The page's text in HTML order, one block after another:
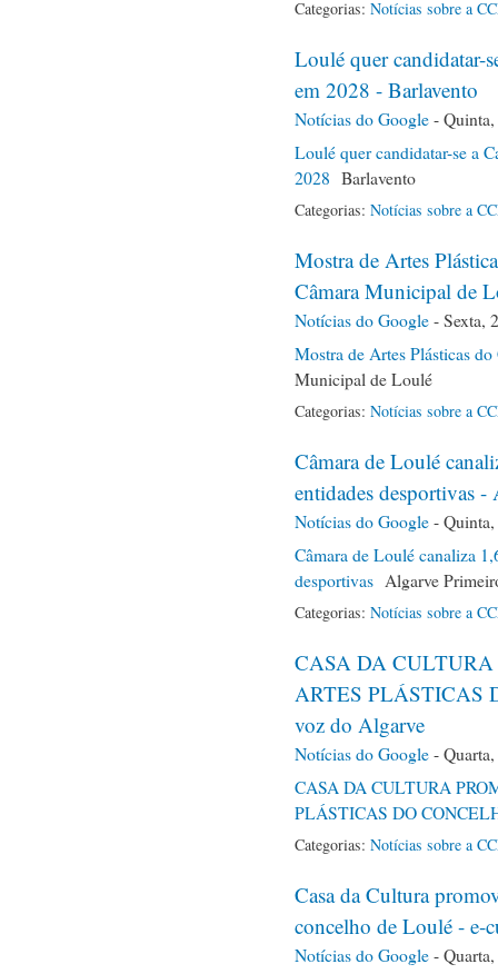
Categorias: Notícias sobre a
Loulé quer candidatar-
em 2028 - Barlavento
Notícias do Google-
Loulé quer candidatar-se a
2028 Barlavento
Categorias: Notícias sobre a
Mostra de Artes
Câmara Municipal de
Notícias do Google-Sexta,
Mostra de Artes Plásticas
Municipal de Loulé
Categorias: Notícias sobre a
Câmara de Loulé
entidades desportivas
Notícias do Google-
Câmara de Loulé canaliza
desportivas Algarve
Categorias: Notícias sobre a
CASA DA
ARTES PLÁSTICAS
voz do Algarve
Notícias do Google-
CASA DA CULTURA
PLÁSTICAS DO
Categorias: Notícias sobre a
Casa da Cultura
concelho de Loulé - e-
Notícias do Google-